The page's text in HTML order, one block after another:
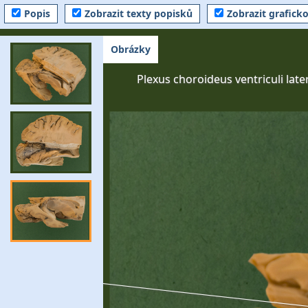
Popis Zobrazit texty popisků Zobrazit
Plexus choroideus ventriculi
Obrázky